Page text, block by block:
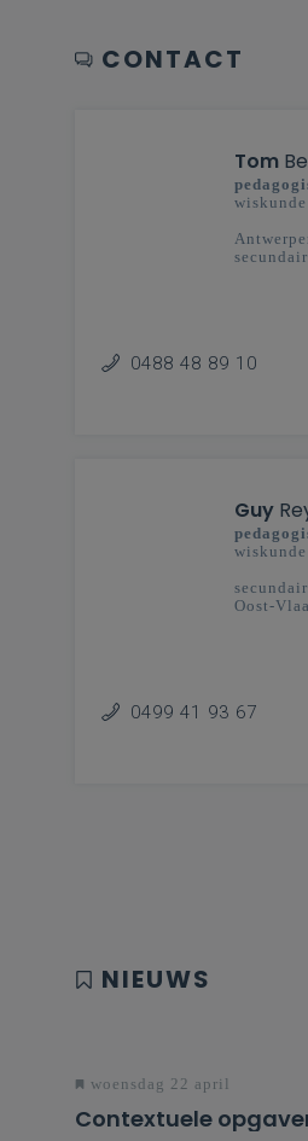
CONTACT
Tom
wiskunde
0488 48 89 10
Guy
wiskunde
Oost-
0499 41 93 67
NIEUWS
woensdag 22 april
Contextuele